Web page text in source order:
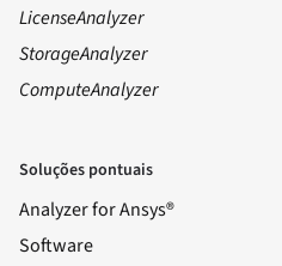
LicenseAnalyzer
StorageAnalyzer
ComputeAnalyzer
Soluções pontuais
Analyzer for Ansys®
Software